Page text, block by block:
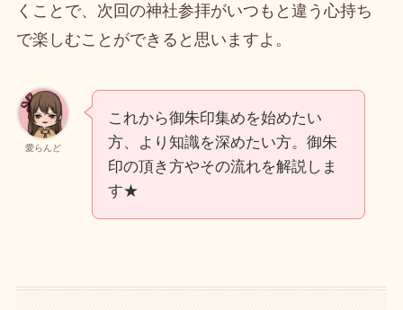
くことで、次回の神社参拝がいつもと違う心持ち
で楽しむことができると思いますよ。
愛らんど
これから御朱印集めを始めたい
方、より知識を深めたい方。御朱
印の頂き方やその流れを解説しま
す★